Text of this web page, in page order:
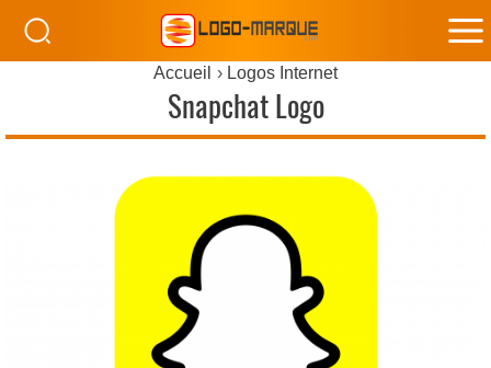
Accueil Logos Internet
Snapchat Logo